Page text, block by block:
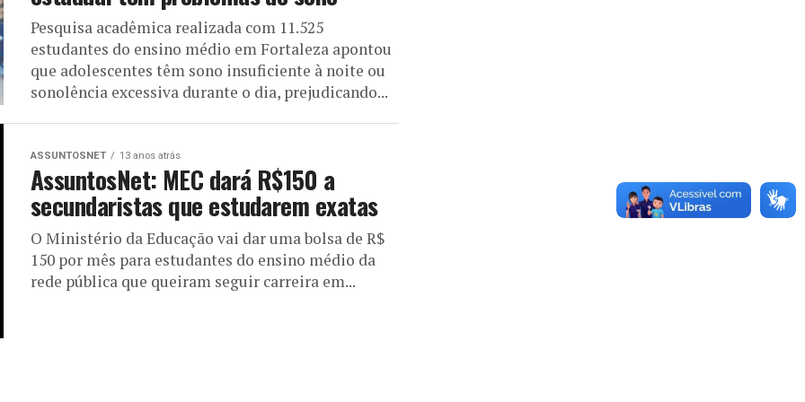
Pesquisa acadêmica realizada com 11.525
estudantes do ensino médio em Fortaleza apontou
que adolescentes têm sono insuficiente à noite ou
sonolência excessiva durante o dia, prejudicando...
ASSUNTOSNET 13 anos atrás
AssuntosNet: MEC dará R$150 a
secundaristas que estudarem exatas
O Ministério da Educação vai dar uma bolsa de R$
150 por mês para estudantes do ensino médio da
rede pública que queiram seguir carreira em...